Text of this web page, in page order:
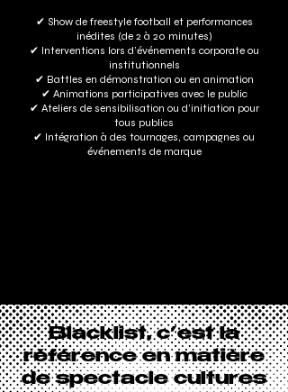
✔ Show de freestyle football et performances
inédites (de 2 à 20 minutes)
✔ Interventions lors d’événements corporate ou
institutionnels
✔ Battles en démonstration ou en animation
✔ Animations participatives avec le public
✔ Ateliers de sensibilisation ou d’initiation pour
tous publics
✔ Intégration à des tournages, campagnes ou
événements de marque
Blacklist, c’est la
référence en matière
de spectacle cultures